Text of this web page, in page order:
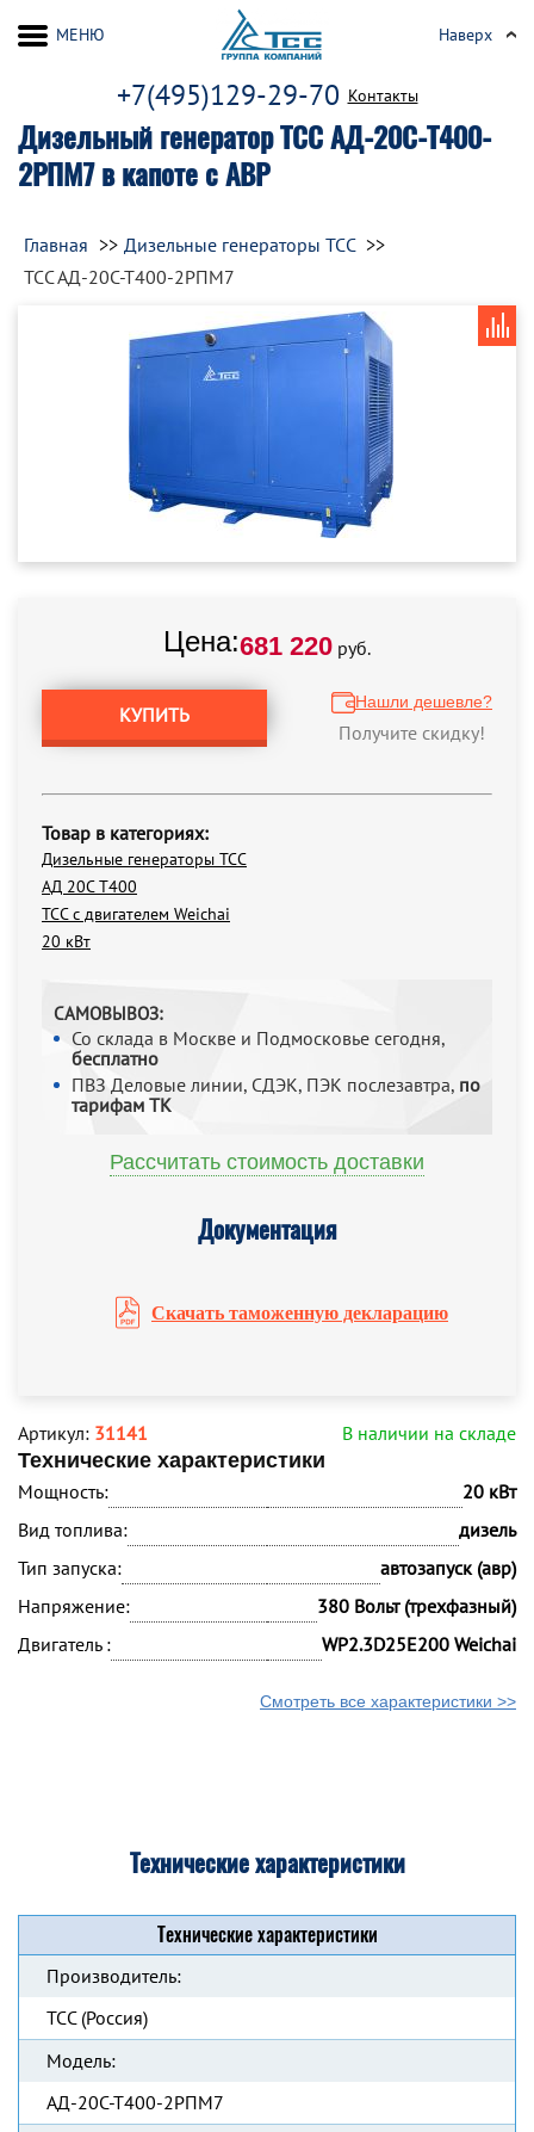
Дизельный генератор ТСС АД-20С-Т400-
2РПМ7 в капоте с АВР
+7(495)129-29-70 Контакты
МЕНЮ Наверх
Главная
Дизельные генераторы ТСС
ТСС АД-20С-Т400-2РПМ7
Цена:681 220 руб.
КУПИТЬ
Нашли дешевле?
Получите скидку!
Товар в категориях:
Дизельные генераторы ТСС
АД 20С Т400
ТСС с двигателем Weichai
20 кВт
САМОВЫВОЗ:
Со склада в Москве и Подмосковье сегодня,
бесплатно
ПВЗ Деловые линии, СДЭК, ПЭК послезавтра, по
тарифам ТК
Рассчитать стоимость доставки
Документация
Скачать таможенную декларацию
Артикул: 31141
В наличии на складе
Технические характеристики
Мощность:
20 кВт
Вид топлива:
дизель
Тип запуска:
автозапуск (авр)
Напряжение:
380 Вольт (трехфазный)
Двигатель :
WP2.3D25E200 Weichai
Смотреть все характеристики >>
Технические характеристики
Технические характеристики
Производитель:
ТСС (Россия)
Модель:
АД-20С-Т400-2РПМ7